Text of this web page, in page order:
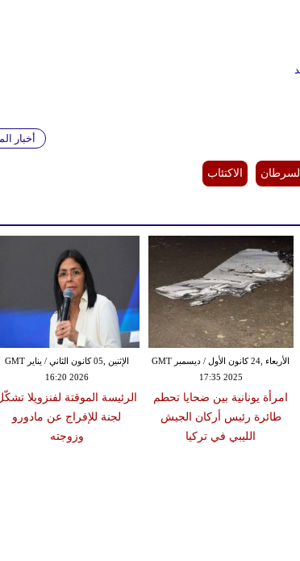
أخبار
السرطان الاكتئاب
الإثنين ,05 كانون الثاني / يناير GMT
16:20 2026
الرئيسة الموقتة لفنزويلا
لجنة للإفراج عن مادورو
وزوجته
الأربعاء ,24 كانون الأول / ديسمبر GMT
17:35 2025
امرأة يونانية بين ضحايا تحطم
طائرة رئيس أركان الجيش
الليبي في تركيا